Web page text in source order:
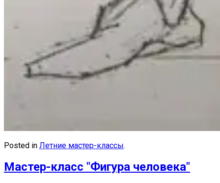
Posted in Летние мастер-классы.
Мастер-класс "Фигура человека"